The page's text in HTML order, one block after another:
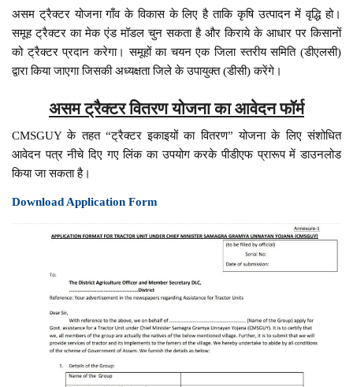
असम ट्रैक्टर योजना गाँव के विकास के लिए है ताकि कृषि उत्पादन में वृद्धि हो।
समूह ट्रैक्टर का मेक एंड मॉडल चुन सकता है और किराये के आधार पर किसानों
को ट्रैक्टर प्रदान करेगा। समूहों का चयन एक जिला स्तरीय समिति (डीएलसी)
द्वारा किया जाएगा जिसकी अध्यक्षता जिले के उपायुक्त (डीसी) करेंगे।
असम ट्रैक्टर वितरण योजना का आवेदन फॉर्म
CMSGUY के तहत “ट्रैक्टर इकाइयों का वितरण” योजना के लिए संशोधित
आवेदन पत्र नीचे दिए गए लिंक का उपयोग करके पीडीएफ प्रारूप में डाउनलोड
किया जा सकता है।
Download Application Form